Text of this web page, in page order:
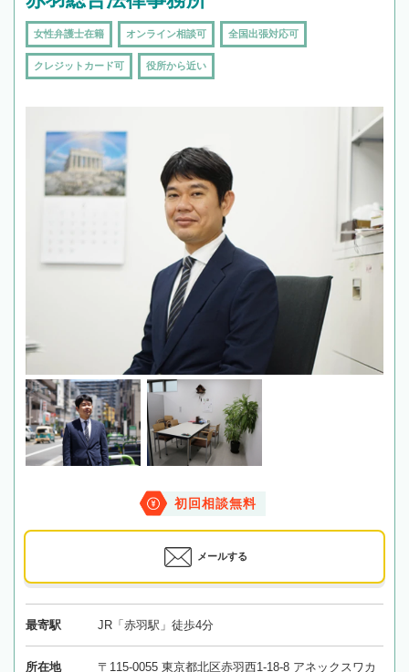
女性弁護士在籍 オンライン相談可 全国出張対応可
クレジットカード可 役所から近い
初回相談無料
メールする
最寄駅 JR「赤羽駅」徒歩4分
所在地 〒115-0055 東京都北区赤羽西1-18-8 アネックスワカ